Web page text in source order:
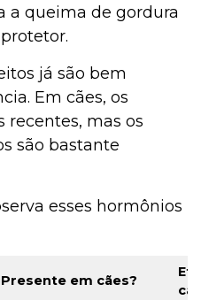
a queima de gordura
já são bem
Em cães, os
recentes, mas os
são bastante
esses hormônios
Presente em cães?